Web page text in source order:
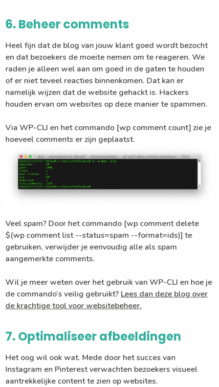
6. Beheer comments
Heel fijn dat de blog van jouw klant goed wordt bezocht
en dat bezoekers de moeite nemen om te reageren. We
raden je alleen wel aan om goed in de gaten te houden
of er niet teveel reacties binnenkomen. Dat kan er
namelijk wijzen dat de website gehackt is. Hackers
houden ervan om websites op deze manier te spammen.
Via WP-CLI en het commando [wp comment count] zie je
hoeveel comments er zijn geplaatst.
Veel spam? Door het commando [wp comment delete
$(wp comment list --status=spam --format=ids)] te
gebruiken, verwijder je eenvoudig alle als spam
aangemerkte comments.
Wil je meer weten over het gebruik van WP-CLI en hoe je
de commando’s veilig gebruikt? Lees dan deze blog over
de krachtige tool voor websitebeheer.
7. Optimaliseer afbeeldingen
Het oog wil ook wat. Mede door het succes van
Instagram en Pinterest verwachten bezoekers visueel
aantrekkelijke content te zien op websites.